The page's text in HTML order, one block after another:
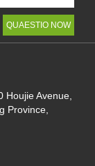
Houjie Avenue,
Province,